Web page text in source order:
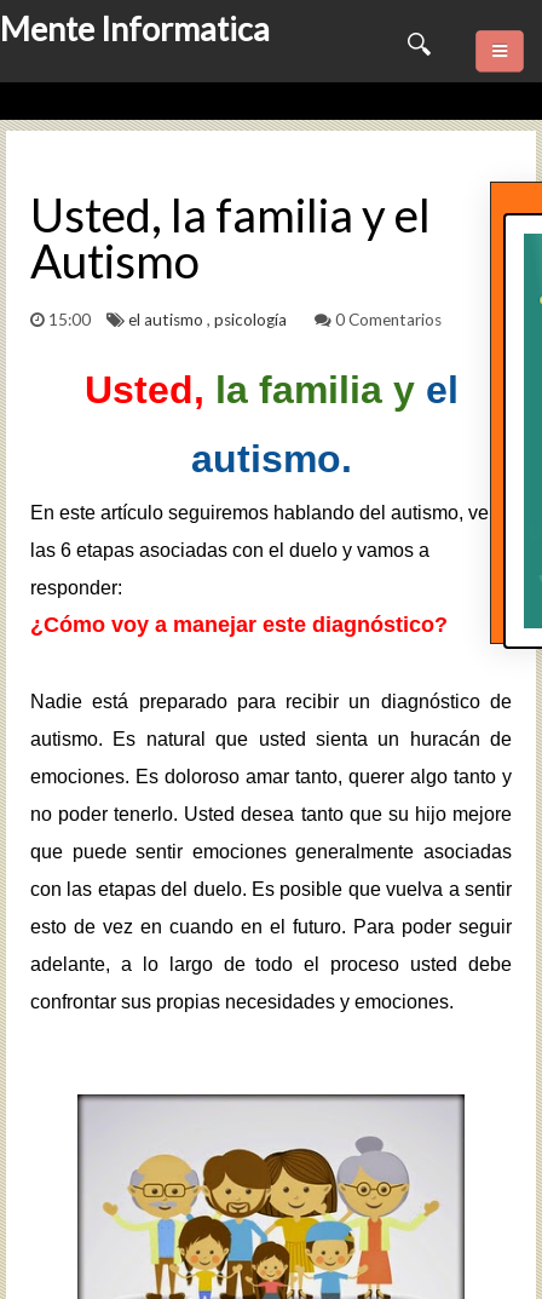
Mente Informatica
Quienes somos
Consulta Online
Software
Usted, la familia y el
Autismo
15:00 el autismo , psicología 0 Comentarios
Usted, la familia y el
autismo.
En este artículo seguiremos hablando del autismo, ver
las 6 etapas asociadas con el duelo y vamos a
responder:
¿Cómo voy a manejar este diagnóstico?
Nadie está preparado para recibir un diagnóstico de
autismo. Es natural que usted sienta un huracán de
emociones. Es doloroso amar tanto, querer algo tanto y
no poder tenerlo. Usted desea tanto que su hijo mejore
que puede sentir emociones generalmente asociadas
con las etapas del duelo. Es posible que vuelva a sentir
esto de vez en cuando en el futuro. Para poder seguir
adelante, a lo largo de todo el proceso usted debe
confrontar sus propias necesidades y emociones.